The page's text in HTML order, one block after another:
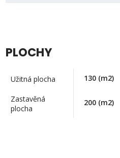
PLOCHY
Užitná plocha 130 (m2)
Zastavěná
plocha
200 (m2)